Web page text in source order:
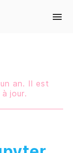
an. Il est
jour.